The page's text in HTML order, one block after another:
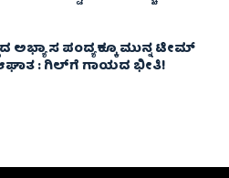
ಅಭ್ಯಾಸ ಪಂದ್ಯಕ್ಕೂ ಮುನ್ನ ಟೀಮ್
: ಗಿಲ್‌ಗೆ ಗಾಯದ ಭೀತಿ!